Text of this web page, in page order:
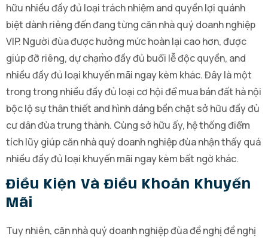
hữu nhiều đầy đủ loại trách nhiệm and quyền lợi quánh
biệt dành riêng đến đang từng căn nhà quý doanh nghiệp
VIP. Người đùa được hưởng mức hoàn lại cao hơn, được
giúp đỡ riêng, dự chạm̀o đầy đủ buổi lễ độc quyền, and
nhiều đầy đủ loại khuyến mãi ngay kèm khác. Đây là một
trong trong nhiều đầy đủ loại cơ hội để mua bán đất hà nội
bộc lộ sự thân thiết and hình dáng bền chặt sở hữu đầy đủ
cư dân đùa trung thành. Cùng sở hữu ấy, hệ thống điểm
tích lũy giúp căn nhà quý doanh nghiệp đùa nhận thấy quá
nhiều đầy đủ loại khuyến mãi ngay kèm bất ngờ khác.
Điều Kiện Và Điều Khoản Khuyến
Mãi
Tuy nhiên, căn nhà quý doanh nghiệp đùa đề nghị đề nghị